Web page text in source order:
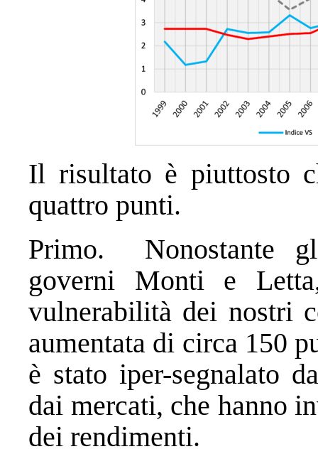
Il risultato è piuttosto
quattro punti.
Primo. Nonostante
governi Monti e
vulnerabilità dei nostri
aumentata di circa 150
è stato iper-segnalato
dai mercati, che hanno
dei rendimenti.